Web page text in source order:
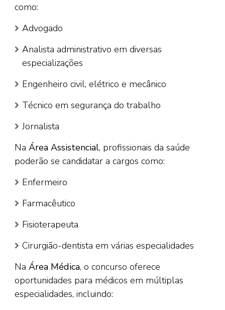
como:
Advogado
Analista administrativo em diversas
especializações
Engenheiro civil, elétrico e mecânico
Técnico em segurança do trabalho
Jornalista
Na Área Assistencial, profissionais da saúde
poderão se candidatar a cargos como:
Enfermeiro
Farmacêutico
Fisioterapeuta
Cirurgião-dentista em várias especialidades
Na Área Médica, o concurso oferece
oportunidades para médicos em múltiplas
especialidades, incluindo: